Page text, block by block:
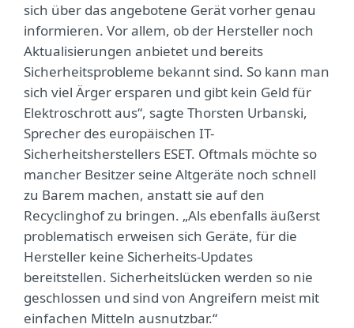
sich über das angebotene Gerät vorher genau
informieren. Vor allem, ob der Hersteller noch
Aktualisierungen anbietet und bereits
Sicherheitsprobleme bekannt sind. So kann man
sich viel Ärger ersparen und gibt kein Geld für
Elektroschrott aus“, sagte Thorsten Urbanski,
Sprecher des europäischen IT-
Sicherheitsherstellers ESET. Oftmals möchte so
mancher Besitzer seine Altgeräte noch schnell
zu Barem machen, anstatt sie auf den
Recyclinghof zu bringen. „Als ebenfalls äußerst
problematisch erweisen sich Geräte, für die
Hersteller keine Sicherheits-Updates
bereitstellen. Sicherheitslücken werden so nie
geschlossen und sind von Angreifern meist mit
einfachen Mitteln ausnutzbar.“